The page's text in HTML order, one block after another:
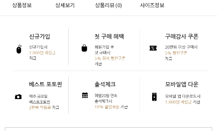
상품정보 상세보기 상품리뷰 (0) 사이즈정보